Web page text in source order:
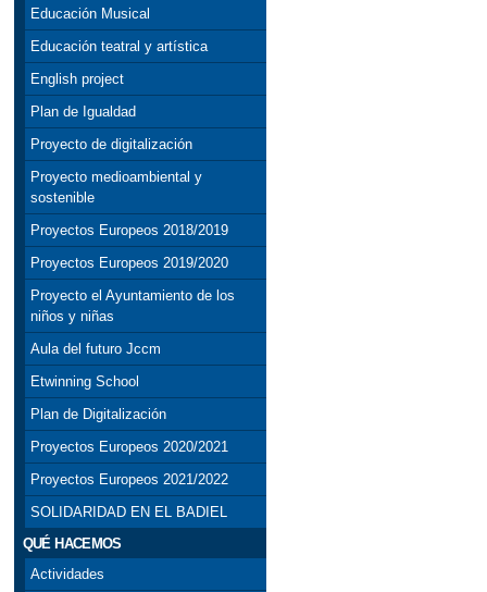
Educación Musical
Educación teatral y artística
English project
Plan de Igualdad
Proyecto de digitalización
Proyecto medioambiental y
sostenible
Proyectos Europeos 2018/2019
Proyectos Europeos 2019/2020
Proyecto el Ayuntamiento de los
niños y niñas
Aula del futuro Jccm
Etwinning School
Plan de Digitalización
Proyectos Europeos 2020/2021
Proyectos Europeos 2021/2022
SOLIDARIDAD EN EL BADIEL
QUÉ HACEMOS
Actividades